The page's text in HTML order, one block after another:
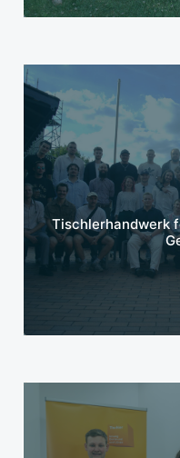
Tischlerhandwerk
Mehr